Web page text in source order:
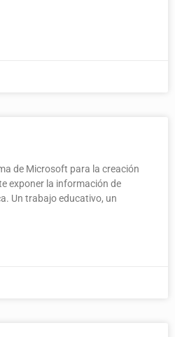
de Microsoft para la creación
exponer la información de
Un trabajo educativo, un